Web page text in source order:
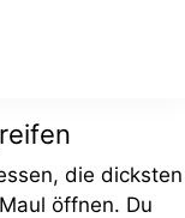
die dicksten
öffnen. Du